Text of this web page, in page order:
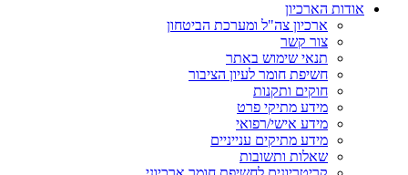
אודות הארכיון
ארכיון צה"ל ומערכת הביטחון
צור קשר
תנאי שימוש באתר
חשיפת חומר לעיון הציבור
חוקים ותקנות
מידע מתיקי פרט
מידע אישי/רפואי
מידע מתיקים ענייניים
שאלות ותשובות